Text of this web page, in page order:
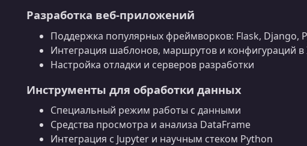
Разработка веб‑приложений
Поддержка популярных фреймворков: Flask, Django,
Интеграция шаблонов, маршрутов и конфигураций в
Настройка отладки и серверов разработки
Инструменты для обработки данных
Специальный режим работы с данными
Средства просмотра и анализа DataFrame
Интеграция с Jupyter и научным стеком Python